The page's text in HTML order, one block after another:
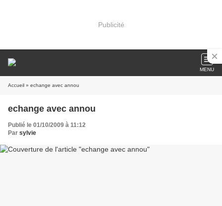
Publicité
MENU
Accueil » echange avec annou
echange avec annou
Publié le 01/10/2009 à 11:12
Par sylvie